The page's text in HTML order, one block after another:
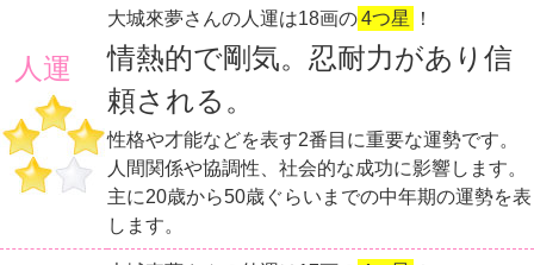
人運
大城來夢さんの人運は18画の4つ星 ！
情熱的で剛気。忍耐力があり信
頼される。
性格や才能などを表す2番目に重要な運勢です。
人間関係や協調性、社会的な成功に影響します。
主に20歳から50歳ぐらいまでの中年期の運勢を表
します。